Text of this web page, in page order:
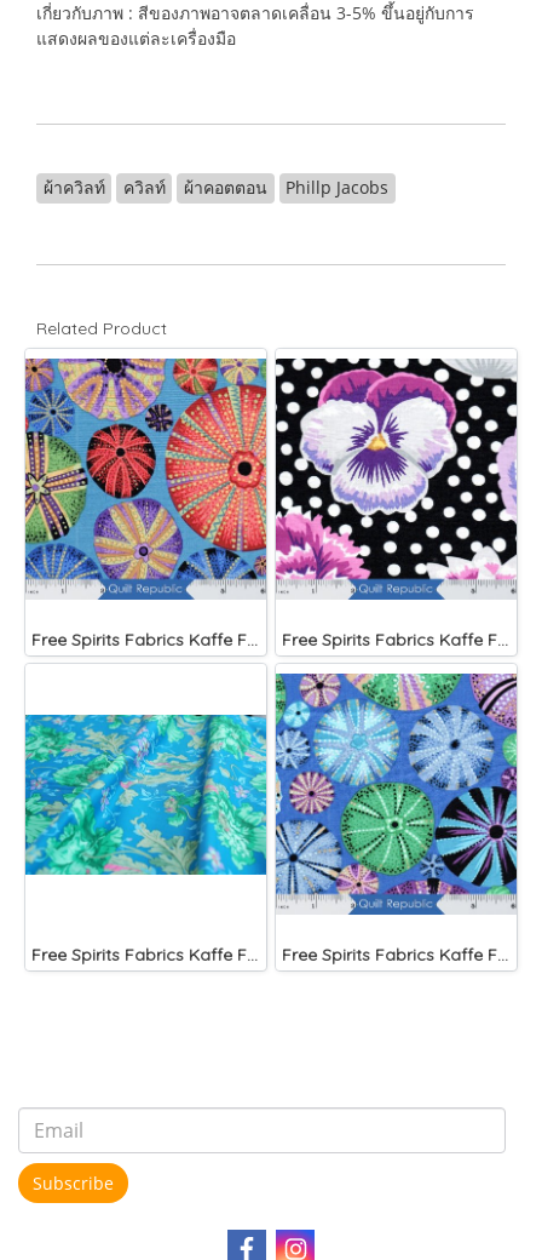
เกี่ยวกับภาพ : สีของภาพอาจตลาดเคลื่อน 3-5% ขึ้นอยู่กับการ
แสดงผลของแต่ละเครื่องมือ
ผ้าควิลท์ ควิลท์ ผ้าคอตตอน Phillp Jacobs
Related Product
Free Spirits Fabrics Kaffe Fassette Collective Urchin Dark Free Spirits Fabrics Kaffe Fassette Collective Blooms Black
Free Spirits Fabrics Kaffe Fassette Collective Papaver Green Free Spirits Fabrics Kaffe Fassette Collective Urchin Blue
Subscribe